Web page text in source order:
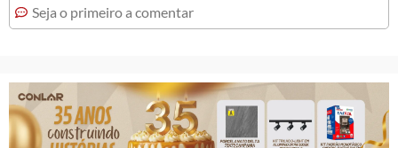
Seja o primeiro a comentar